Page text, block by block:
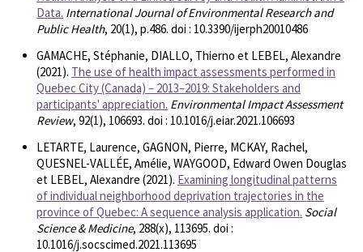
Data. International Journal of Environmental Research and
Public Health, 20(1), p.486. doi : 10.3390/ijerph20010486
GAMACHE, Stéphanie, DIALLO, Thierno et LEBEL, Alexandre
(2021). The use of health impact assessments performed in
Quebec City (Canada) – 2013–2019: Stakeholders and
participants' appreciation. Environmental Impact Assessment
Review, 92(1), 106693. doi : 10.1016/j.eiar.2021.106693
LETARTE, Laurence, GAGNON, Pierre, MCKAY, Rachel,
QUESNEL-VALLÉE, Amélie, WAYGOOD, Edward Owen Douglas
et LEBEL, Alexandre (2021). Examining longitudinal patterns
of individual neighborhood deprivation trajectories in the
province of Quebec: A sequence analysis application. Social
Science & Medicine, 288(x), 113695. doi :
10.1016/j.socscimed.2021.113695